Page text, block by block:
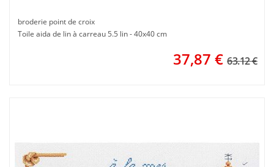
broderie point de croix
Toile aida de lin à carreau 5.5 lin - 40x40 cm
37,87 € 63.12 €